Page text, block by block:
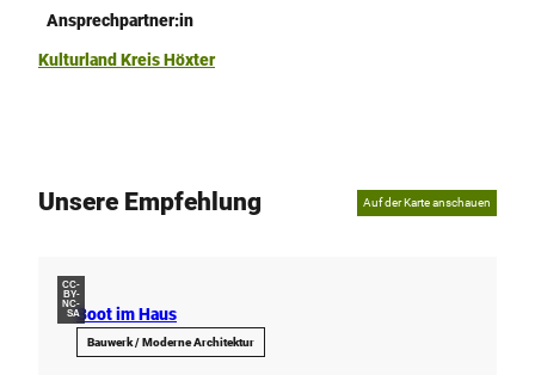
Ansprechpartner:in
Kulturland Kreis Höxter
Unsere Empfehlung Auf der Karte anschauen
CC-
BY-
NC-
SABoot im Haus
Bauwerk / Moderne Architektur